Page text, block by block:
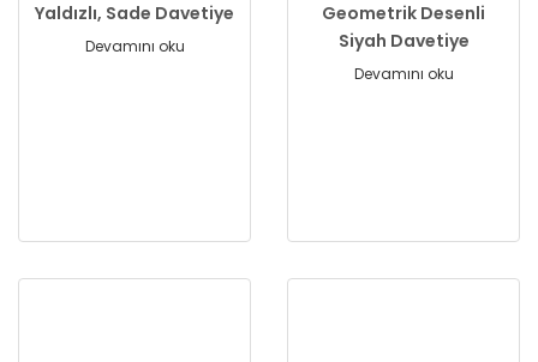
Yaldızlı, Sade Davetiye
Devamını oku
Geometrik Desenli
Siyah Davetiye
Devamını oku